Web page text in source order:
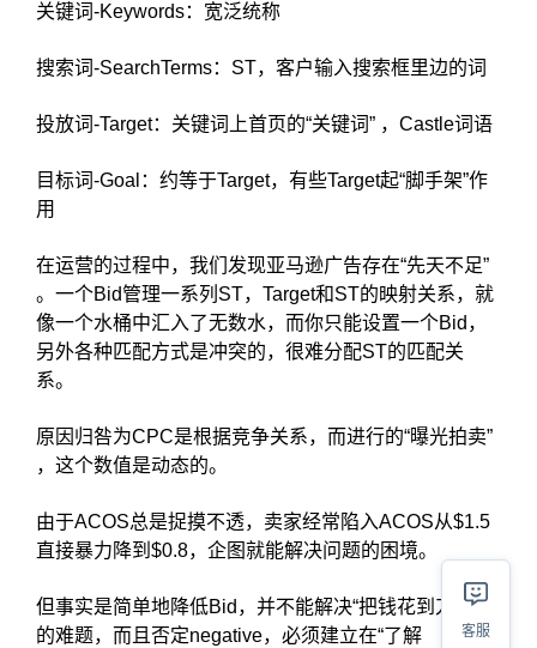
关键词-Keywords：宽泛统称
搜索词-SearchTerms：ST，客户输入搜索框里边的词
投放词-Target：关键词上首页的“关键词” ，Castle词语
目标词-Goal：约等于Target，有些Target起“脚手架”作
用
在运营的过程中，我们发现亚马逊广告存在“先天不足”
。一个Bid管理一系列ST，Target和ST的映射关系，就
像一个水桶中汇入了无数水，而你只能设置一个Bid，
另外各种匹配方式是冲突的，很难分配ST的匹配关
系。
原因归咎为CPC是根据竞争关系，而进行的“曝光拍卖”
，这个数值是动态的。
由于ACOS总是捉摸不透，卖家经常陷入ACOS从$1.5
直接暴力降到$0.8，企图就能解决问题的困境。
但事实是简单地降低Bid，并不能解决“把钱花到刀把上”
的难题，而且否定negative，必须建立在“了解
客服